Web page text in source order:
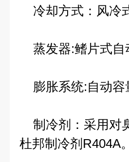
冷却方式：风冷
蒸发器:鳍片式自
膨胀系统:自动容
制冷剂：采用对
杜邦制冷剂R404A。